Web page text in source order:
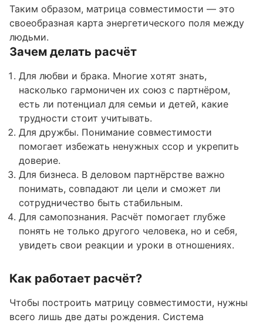
Таким образом, матрица совместимости — это
своеобразная карта энергетического поля между
людьми.
Зачем делать расчёт
Для любви и брака. Многие хотят знать,
насколько гармоничен их союз с партнёром,
есть ли потенциал для семьи и детей, какие
трудности стоит учитывать.
Для дружбы. Понимание совместимости
помогает избежать ненужных ссор и укрепить
доверие.
Для бизнеса. В деловом партнёрстве важно
понимать, совпадают ли цели и сможет ли
сотрудничество быть стабильным.
Для самопознания. Расчёт помогает глубже
понять не только другого человека, но и себя,
увидеть свои реакции и уроки в отношениях.
Как работает расчёт?
Чтобы построить матрицу совместимости, нужны
всего лишь две даты рождения. Система